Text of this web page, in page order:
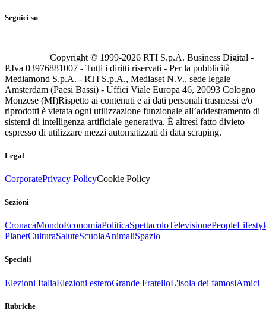
Seguici su
Copyright © 1999-2026 RTI S.p.A. Business Digital -
P.Iva 03976881007 - Tutti i diritti riservati - Per la pubblicità
Mediamond S.p.A. - RTI S.p.A., Mediaset N.V., sede legale
Amsterdam (Paesi Bassi) - Uffici Viale Europa 46, 20093 Cologno
Monzese (MI)Rispetto ai contenuti e ai dati personali trasmessi e/o
riprodotti è vietata ogni utilizzazione funzionale all’addestramento di
sistemi di intelligenza artificiale generativa. È altresì fatto divieto
espresso di utilizzare mezzi automatizzati di data scraping.
Legal
CorporatePrivacy PolicyCookie Policy
Sezioni
CronacaMondoEconomiaPoliticaSpettacoloTelevisionePeople
PlanetCulturaSaluteScuolaAnimaliSpazio
Speciali
Elezioni ItaliaElezioni esteroGrande FratelloL'isola dei famosiAmici
Rubriche